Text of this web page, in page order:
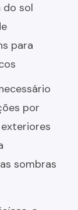
do sol
para
por
sombras